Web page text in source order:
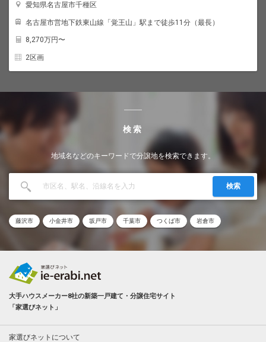
愛知県名古屋市千種区
名古屋市営地下鉄東山線「覚王山」駅まで徒歩11分（最長）
8,270万円〜
2区画
検索
地域名などのキーワードで分譲地を検索できます。
検索
藤沢市 小金井市 坂戸市 千葉市 つくば市 岩倉市
大手ハウスメーカー8社の新築一戸建て・分譲住宅サイト
「家選びネット」
家選びネットについて